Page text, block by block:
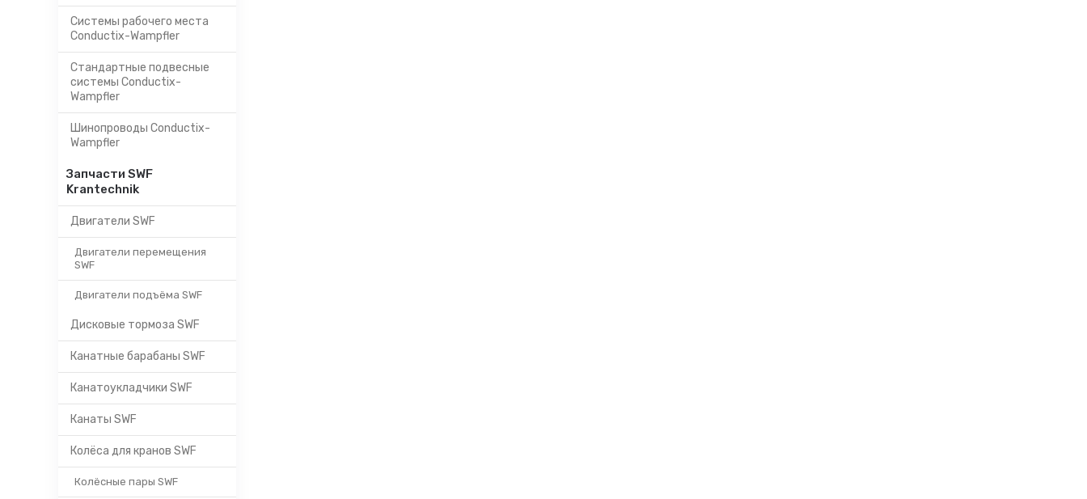
Системы рабочего места
Conductix-Wampfler
Стандартные подвесные
системы Conductix-
Wampfler
Шинопроводы Conductix-
Wampfler
Запчасти SWF
Krantechnik
Двигатели SWF
Двигатели перемещения
SWF
Двигатели подъёма SWF
Дисковые тормоза SWF
Канатные барабаны SWF
Канатоукладчики SWF
Канаты SWF
Колёса для кранов SWF
Колёсные пары SWF